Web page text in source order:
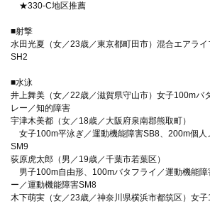
★330-C地区推薦
■射撃
水田光夏（女／23歳／東京都町田市）混合エアラ
SH2
■水泳
井上舞美（女／22歳／滋賀県守山市）女子100mバ
レー／知的障害
宇津木美都（女／18歳／大阪府泉南郡熊取町）
女子100m平泳ぎ／運動機能障害SB8、200m個人
SM9
荻原虎太郎（男／19歳／千葉市若葉区）
男子100m自由形、100mバタフライ／運動機能
ー／運動機能障害SM8
木下萌実（女／23歳／神奈川県横浜市都筑区）女